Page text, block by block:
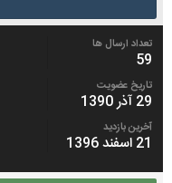
تعداد ارسال ها
59
تاریخ عضویت
29 آذر 1390
آخرین بازدید
21 اسفند 1396